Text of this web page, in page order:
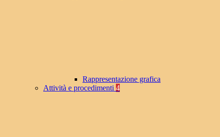
Rappresentazione grafica
Attività e procedimenti 4